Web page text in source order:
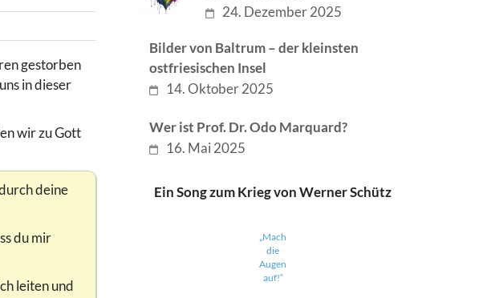
gestorben
in dieser
wir zu Gott
deine
du mir
leiten und
24. Dezember 2025
Bilder von Baltrum – der kleinsten
ostfriesischen Insel
14. Oktober 2025
Wer ist Prof. Dr. Odo Marquard?
16. Mai 2025
Ein Song zum Krieg von Werner Schütz
„Mach
die
Augen
auf!“